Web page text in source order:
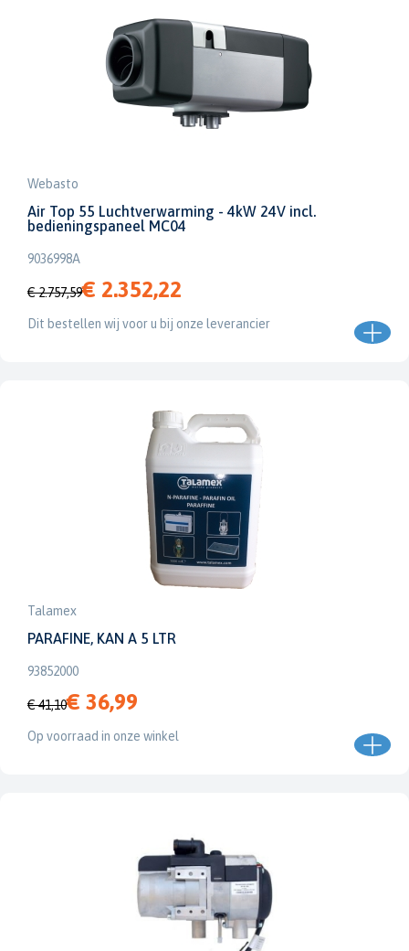
Webasto
Air Top 55 Luchtverwarming - 4kW 24V incl.
bedieningspaneel MC04
9036998A
€ 2.757,59€ 2.352,22
Dit bestellen wij voor u bij onze leverancier
Talamex
PARAFINE, KAN A 5 LTR
93852000
€ 41,10€ 36,99
Op voorraad in onze winkel